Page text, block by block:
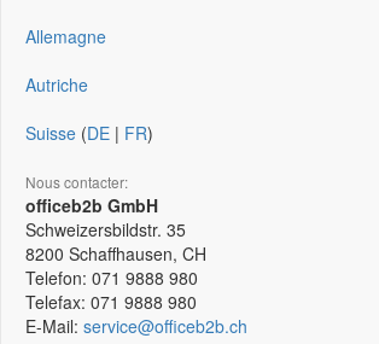
Allemagne
Autriche
Suisse (DE | FR)
Nous contacter:
officeb2b GmbH
Schweizersbildstr. 35
8200 Schaffhausen, CH
Telefon: 071 9888 980
Telefax: 071 9888 980
E-Mail: service@officeb2b.ch